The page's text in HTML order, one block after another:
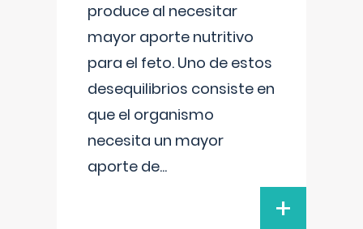
produce al necesitar
mayor aporte nutritivo
para el feto. Uno de estos
desequilibrios consiste en
que el organismo
necesita un mayor
aporte de...
+